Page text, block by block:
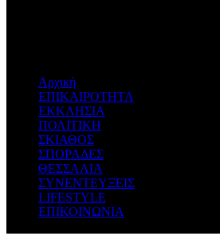
Αρχική
ΕΠΙΚΑΙΡΟΤΗΤΑ
ΕΚΚΛΗΣΙΑ
ΠΟΛΙΤΙΚΗ
ΣΚΙΑΘΟΣ
ΣΠΟΡΑΔΕΣ
ΘΕΣΣΑΛΙΑ
ΣΥΝΕΝΤΕΥΞΕΙΣ
LIFESTYLE
ΕΠΙΚΟΙΝΩΝΙΑ